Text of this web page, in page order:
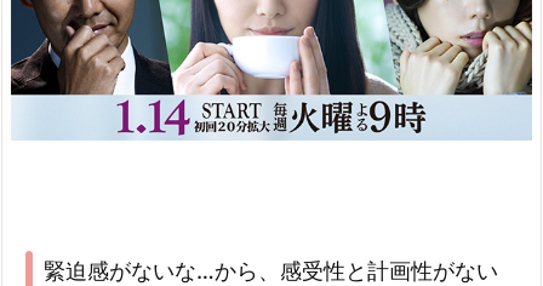
緊迫感がないな…から、感受性と計画性がない